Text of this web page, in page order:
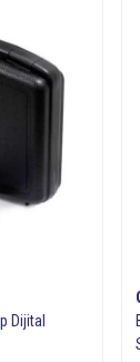
Dijital